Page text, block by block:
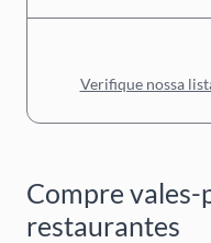
Verifique nossa
Compre vales-
restaurantes